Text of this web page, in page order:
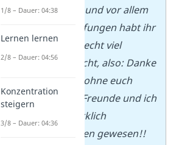
durchgelesen und vor allem
Abiprüfungen habt ihr
mir die Sache echt viel
leichter gemacht, also: Danke
, ohne euch
wären meine Freunde und ich
manchmal wirklich
aufgeschmissen gewesen!!
1/8 – Dauer: 04:38
Lernen lernen
2/8 – Dauer: 04:56
Konzentration
steigern
3/8 – Dauer: 04:36